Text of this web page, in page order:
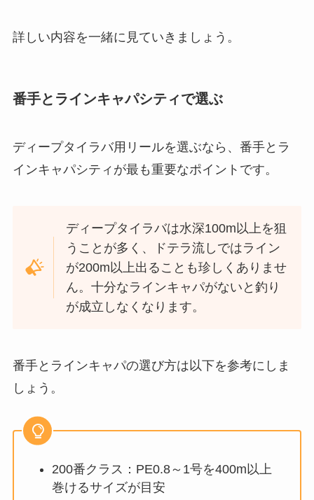
詳しい内容を一緒に見ていきましょう。
番手とラインキャパシティで選ぶ
ディープタイラバ用リールを選ぶなら、番手とラ
インキャパシティが最も重要なポイントです。
ディープタイラバは水深100m以上を狙
うことが多く、ドテラ流しではライン
が200m以上出ることも珍しくありませ
ん。十分なラインキャパがないと釣り
が成立しなくなります。
番手とラインキャパの選び方は以下を参考にしま
しょう。
200番クラス：PE0.8～1号を400m以上
巻けるサイズが目安